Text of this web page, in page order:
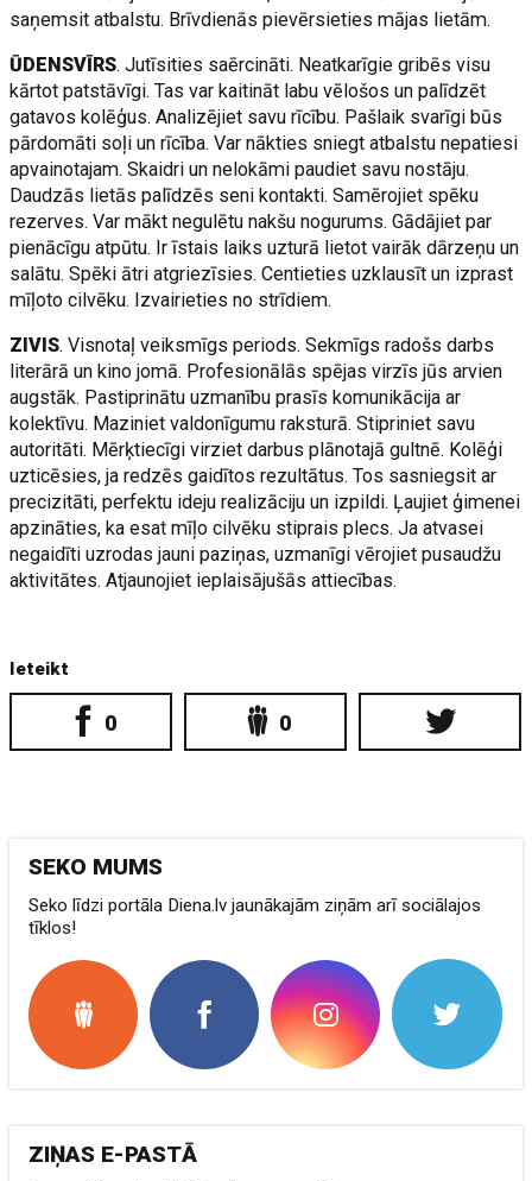
saņemsit atbalstu. Brīvdienās pievērsieties mājas lietām.
ŪDENSVĪRS. Jutīsities saērcināti. Neatkarīgie gribēs visu
kārtot patstāvīgi. Tas var kaitināt labu vēlošos un palīdzēt
gatavos kolēģus. Analizējiet savu rīcību. Pašlaik svarīgi būs
pārdomāti soļi un rīcība. Var nākties sniegt atbalstu nepatiesi
apvainotajam. Skaidri un nelokāmi paudiet savu nostāju.
Daudzās lietās palīdzēs seni kontakti. Samērojiet spēku
rezerves. Var mākt negulētu nakšu nogurums. Gādājiet par
pienācīgu atpūtu. Ir īstais laiks uzturā lietot vairāk dārzeņu un
salātu. Spēki ātri atgriezīsies. Centieties uzklausīt un izprast
mīļoto cilvēku. Izvairieties no strīdiem.
ZIVIS. Visnotaļ veiksmīgs periods. Sekmīgs radošs darbs
literārā un kino jomā. Profesionālās spējas virzīs jūs arvien
augstāk. Pastiprinātu uzmanību prasīs komunikācija ar
kolektīvu. Maziniet valdonīgumu raksturā. Stipriniet savu
autoritāti. Mērķtiecīgi virziet darbus plānotajā gultnē. Kolēģi
uzticēsies, ja redzēs gaidītos rezultātus. Tos sasniegsit ar
precizitāti, perfektu ideju realizāciju un izpildi. Ļaujiet ģimenei
apzināties, ka esat mīļo cilvēku stiprais plecs. Ja atvasei
negaidīti uzrodas jauni paziņas, uzmanīgi vērojiet pusaudžu
aktivitātes. Atjaunojiet ieplaisājušās attiecības.
Ieteikt
0 0
SEKO MUMS
Seko līdzi portāla Diena.lv jaunākajām ziņām arī sociālajos
tīklos!
ZIŅAS E-PASTĀ